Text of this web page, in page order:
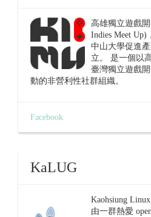
高雄獨立遊戲
Indies Meet
中山大學促進
立。 是一個以
臺灣獨立遊戲
動的非營利性社群組織。
Facebook
KaLUG
Kaohsiung
由一群熱愛